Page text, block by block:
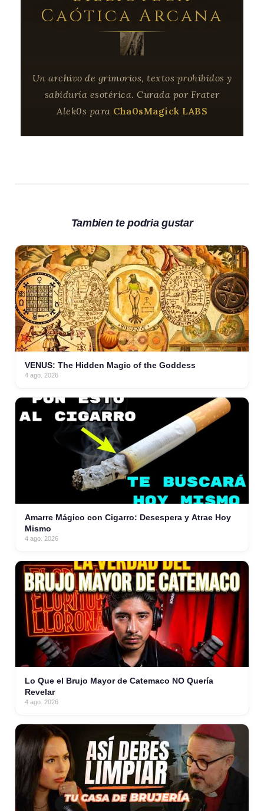
Tambien te podria gustar
VENUS: The Hidden Magic of the Goddess
4 ago. 2026
Amarre Mágico con Cigarro: Desespera y Atrae Hoy
Mismo
4 ago. 2026
Lo Que el Brujo Mayor de Catemaco NO Quería
Revelar
4 ago. 2026